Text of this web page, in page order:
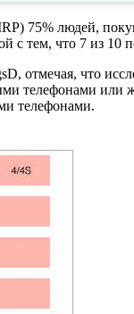
75% людей,
тем, что 7 из
отмечая, что
телефонами или
телефонами.